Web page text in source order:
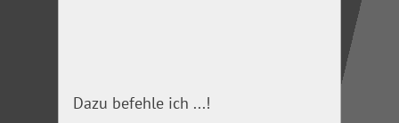
Dazu befehle ich ...!